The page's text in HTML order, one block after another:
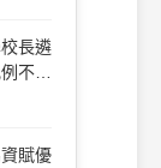
長遴
不得
賦優